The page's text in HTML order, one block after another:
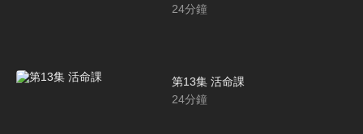
24分鐘
第13集 活命課
24分鐘